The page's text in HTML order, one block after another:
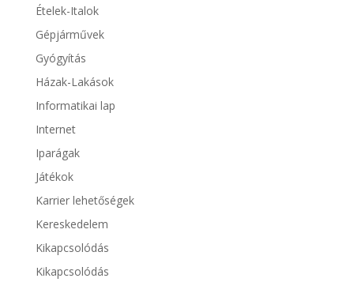
Ételek-Italok
Gépjárművek
Gyógyítás
Házak-Lakások
Informatikai lap
Internet
Iparágak
Játékok
Karrier lehetőségek
Kereskedelem
Kikapcsolódás
Kikapcsolódás